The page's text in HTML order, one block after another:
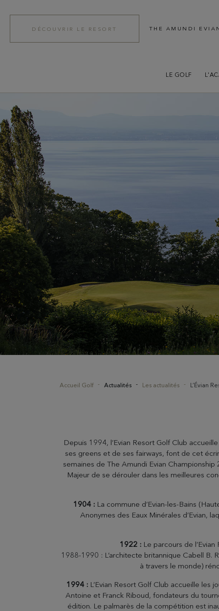
DÉCOUVRIR LE RESORT THE AMUNDI
LE GOLF
Accueil Golf Actualités Les actualités L’Évian
Depuis 1994, l’Evian Resort Golf Club
ses greens et de ses fairways, font de cet
semaines de The Amundi Evian
Majeur de se dérouler dans les meilleures
1904 :La commune d’Evian-les-Bains
Anonymes des Eaux Minérales d’Evian,
1922 : Le parcours de
1988-1990 : L’architecte britannique Cabell B.
à travers le monde)
1994 :L’Evian Resort Golf Club accueille les
Antoine et Franck Riboud, fondateurs du
édition. Le palmarès de la compétition est